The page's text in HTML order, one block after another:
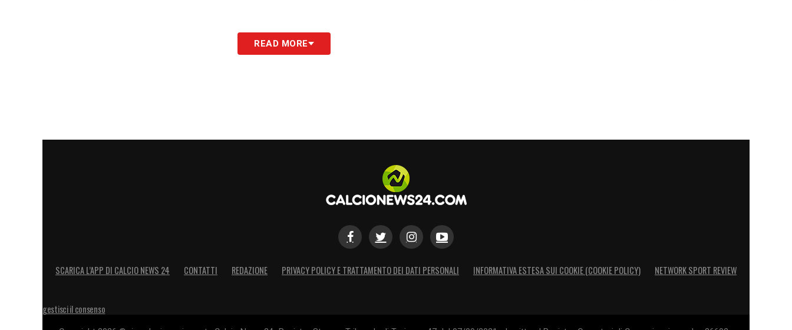
READ MORE
SCARICA L’APP DI CALCIO NEWS 24 CONTATTI REDAZIONE PRIVACY POLICY E TRATTAMENTO DEI DATI PERSONALI INFORMATIVA ESTESA SUI COOKIE (COOKIE POLICY) NETWORK SPORT REVIEW
gestisci il consenso